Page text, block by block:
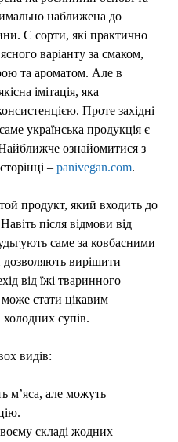
наближена до
Є сорти, які практично
варіанту за смаком,
та ароматом. Але в
імітація, яка
Проте західні
українська продукція є
ознайомитися з
– panivegan.com.
продукт, який входить до
після відмови від
саме за ковбасними
вирішити
від їжі тваринного
стати цікавим
холодних супів.
видів:
м’яса, але можуть
складі жодних